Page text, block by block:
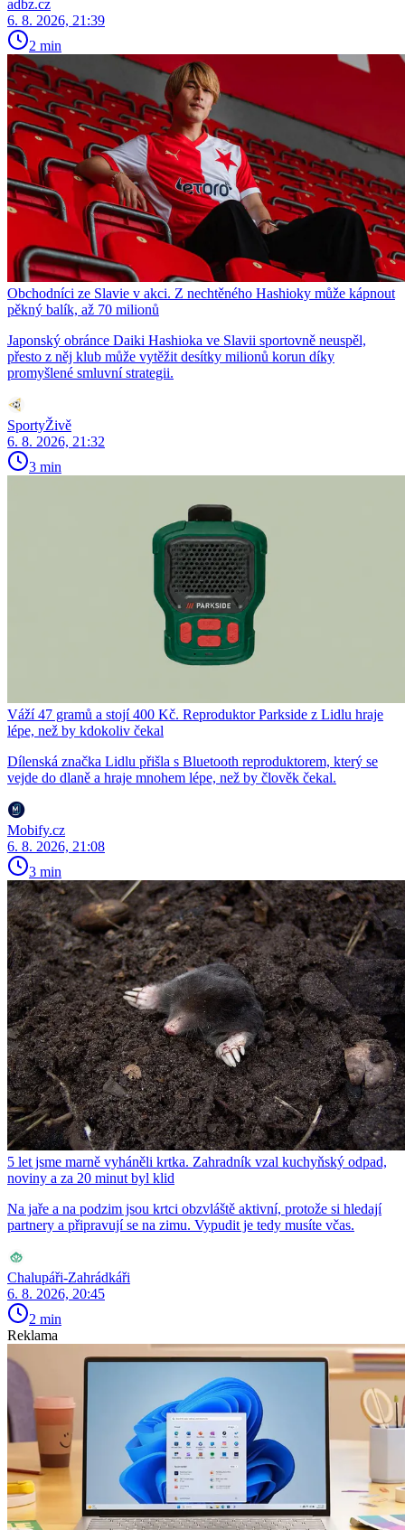
adbz.cz
6. 8. 2026, 21:39
2 min
Obchodníci ze Slavie v akci. Z nechtěného Hashioky může kápnout
pěkný balík, až 70 milionů
Japonský obránce Daiki Hashioka ve Slavii sportovně neuspěl,
přesto z něj klub může vytěžit desítky milionů korun díky
promyšlené smluvní strategii.
SportyŽivě
6. 8. 2026, 21:32
3 min
Váží 47 gramů a stojí 400 Kč. Reproduktor Parkside z Lidlu hraje
lépe, než by kdokoliv čekal
Dílenská značka Lidlu přišla s Bluetooth reproduktorem, který se
vejde do dlaně a hraje mnohem lépe, než by člověk čekal.
Mobify.cz
6. 8. 2026, 21:08
3 min
5 let jsme marně vyháněli krtka. Zahradník vzal kuchyňský odpad,
noviny a za 20 minut byl klid
Na jaře a na podzim jsou krtci obzvláště aktivní, protože si hledají
partnery a připravují se na zimu. Vypudit je tedy musíte včas.
Chalupáři-Zahrádkáři
6. 8. 2026, 20:45
2 min
Reklama